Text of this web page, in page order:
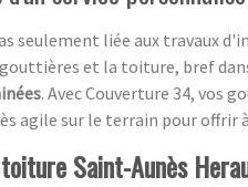
seulement liée aux travaux
et la toiture, bref
. Avec Couverture 34, vos
agile sur le terrain pour offrir
Saint-Aunès